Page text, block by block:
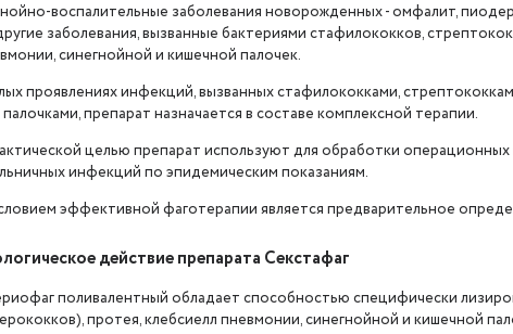
воспалительные заболевания новорожденных - омфалит,
заболевания, вызванные бактериями стафилококков,
синегнойной и кишечной палочек.
проявлениях инфекций, вызванных стафилококками,
препарат назначается в составе комплексной терапии.
целью препарат используют для обработки
инфекций по эпидемическим показаниям.
эффективной фаготерапии является предварительное
действие препарата Секстафаг
поливалентный обладает способностью специфически
протея, клебсиелл пневмонии, синегнойной и кишечной